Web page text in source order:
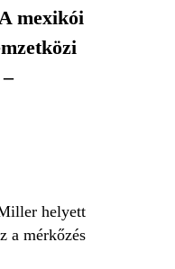
mexikói
helyett
a mérkőzés